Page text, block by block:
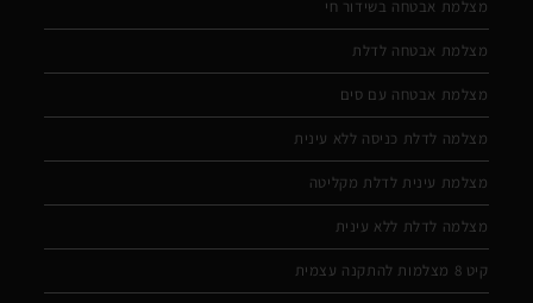
מצלמת אבטחה בשידור חי
מצלמת אבטחה לדלת
מצלמת אבטחה עם סים
מצלמה לדלת כניסה ללא עינית
מצלמת עינית לדלת מקליטה
מצלמה לדלת ללא עינית
קיט 8 מצלמות להתקנה עצמית